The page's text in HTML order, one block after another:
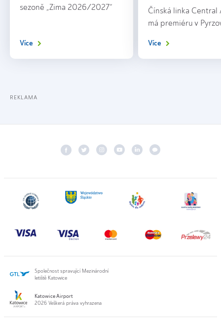
sezoně „Zima 2026/2027“
Více
Čínská linka Central
má premiéru v
Více
REKLAMA
Společnost spravující Mezinárodní
letiště Katowice
Katowice Airport
2026 Veškerá práva vyhrazena